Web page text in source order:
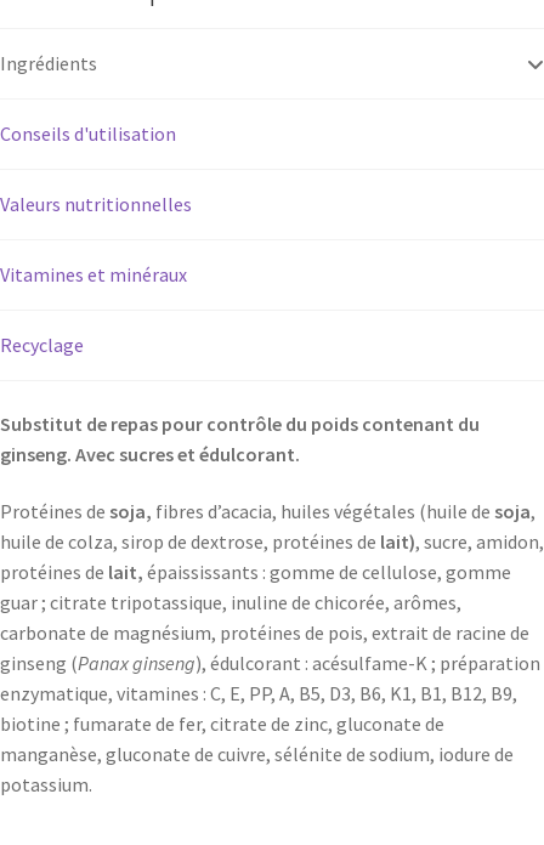
Ingrédients
Conseils d'utilisation
Valeurs nutritionnelles
Vitamines et minéraux
Recyclage
Substitut de repas pour contrôle du poids contenant du
ginseng. Avec sucres et édulcorant.
Protéines de soja, fibres d’acacia, huiles végétales (huile de soja,
huile de colza, sirop de dextrose, protéines de lait), sucre, amidon,
protéines de lait, épaississants : gomme de cellulose, gomme
guar ; citrate tripotassique, inuline de chicorée, arômes,
carbonate de magnésium, protéines de pois, extrait de racine de
ginseng (Panax ginseng), édulcorant : acésulfame-K ; préparation
enzymatique, vitamines : C, E, PP, A, B5, D3, B6, K1, B1, B12, B9,
biotine ; fumarate de fer, citrate de zinc, gluconate de
manganèse, gluconate de cuivre, sélénite de sodium, iodure de
potassium.